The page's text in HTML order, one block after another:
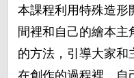
本課程利用特殊造形
間裡和自己的繪本主
的方法，引導大家和
在創作的過程裡，自